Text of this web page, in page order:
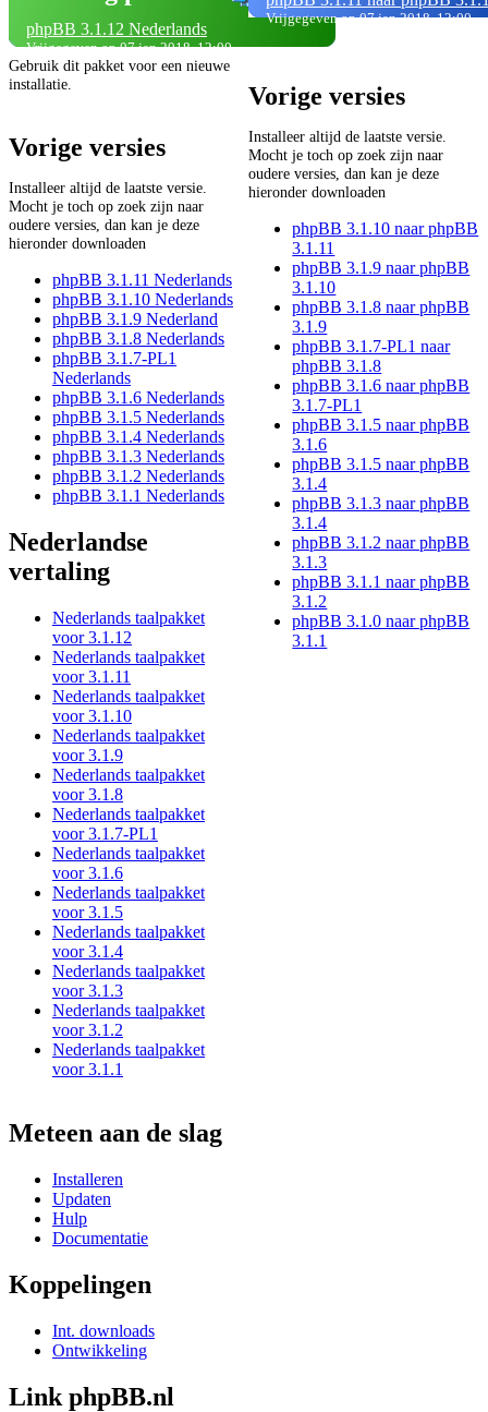
phpBB 3.1.12 Nederlands
Vrijgegeven op 07 jan 2018, 12:00
Gebruik dit pakket voor een nieuwe
installatie.
Vorige versies
Installeer altijd de laatste versie.
Mocht je toch op zoek zijn naar
oudere versies, dan kan je deze
hieronder downloaden
phpBB 3.1.11 Nederlands
phpBB 3.1.10 Nederlands
phpBB 3.1.9 Nederland
phpBB 3.1.8 Nederlands
phpBB 3.1.7-PL1
Nederlands
phpBB 3.1.6 Nederlands
phpBB 3.1.5 Nederlands
phpBB 3.1.4 Nederlands
phpBB 3.1.3 Nederlands
phpBB 3.1.2 Nederlands
phpBB 3.1.1 Nederlands
Nederlandse
vertaling
Nederlands taalpakket
voor 3.1.12
Nederlands taalpakket
voor 3.1.11
Nederlands taalpakket
voor 3.1.10
Nederlands taalpakket
voor 3.1.9
Nederlands taalpakket
voor 3.1.8
Nederlands taalpakket
voor 3.1.7-PL1
Nederlands taalpakket
voor 3.1.6
Nederlands taalpakket
voor 3.1.5
Nederlands taalpakket
voor 3.1.4
Nederlands taalpakket
voor 3.1.3
Nederlands taalpakket
voor 3.1.2
Nederlands taalpakket
voor 3.1.1
Vrijgegeven op 07 jan 2018, 12:00
Vorige versies
Installeer altijd de laatste versie.
Mocht je toch op zoek zijn naar
oudere versies, dan kan je deze
hieronder downloaden
phpBB 3.1.10 naar phpBB
3.1.11
phpBB 3.1.9 naar phpBB
3.1.10
phpBB 3.1.8 naar phpBB
3.1.9
phpBB 3.1.7-PL1 naar
phpBB 3.1.8
phpBB 3.1.6 naar phpBB
3.1.7-PL1
phpBB 3.1.5 naar phpBB
3.1.6
phpBB 3.1.5 naar phpBB
3.1.4
phpBB 3.1.3 naar phpBB
3.1.4
phpBB 3.1.2 naar phpBB
3.1.3
phpBB 3.1.1 naar phpBB
3.1.2
phpBB 3.1.0 naar phpBB
3.1.1
Meteen aan de slag
Installeren
Updaten
Hulp
Documentatie
Koppelingen
Int. downloads
Ontwikkeling
Link phpBB.nl